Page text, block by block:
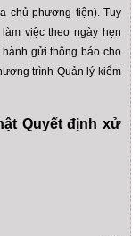
chủ phương tiện). Tuy
việc theo ngày hẹn
gửi thông báo cho
trình Quản lý kiểm
Quyết định xử